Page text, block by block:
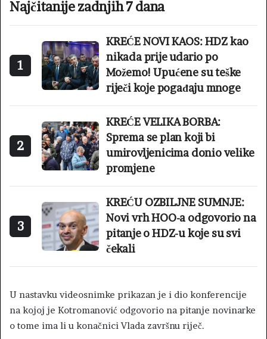
Najčitanije zadnjih 7 dana
1
KREĆE NOVI KAOS: HDZ kao
nikada prije udario po
Možemo! Upućene su teške
riječi koje pogađaju mnoge
2
KREĆE VELIKA BORBA:
Sprema se plan koji bi
umirovljenicima donio velike
promjene
3
KREĆU OZBILJNE SUMNJE:
Novi vrh HOO-a odgovorio na
pitanje o HDZ-u koje su svi
čekali
U nastavku videosnimke prikazan je i dio konferencije
na kojoj je Kotromanović odgovorio na pitanje novinarke
o tome ima li u konačnici Vlada završnu riječ.